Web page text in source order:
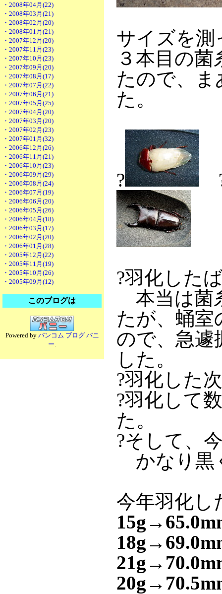
・2008年04月(22)
・2008年03月(21)
・2008年02月(20)
・2008年01月(21)
・2007年12月(20)
・2007年11月(23)
・2007年10月(23)
・2007年09月(20)
・2007年08月(17)
・2007年07月(22)
・2007年06月(21)
・2007年05月(25)
・2007年04月(20)
・2007年03月(20)
・2007年02月(23)
・2007年01月(32)
・2006年12月(26)
・2006年11月(21)
・2006年10月(23)
・2006年09月(29)
・2006年08月(24)
・2006年07月(19)
・2006年06月(20)
・2006年05月(26)
・2006年04月(18)
・2006年03月(17)
・2006年02月(20)
・2006年01月(28)
・2005年12月(22)
・2005年11月(19)
・2005年10月(26)
・2005年09月(12)
このブログは
Powered by バンコム ブログ バニ
ー.
サイズを測
３本目の
たので、
た。
?
?羽化した
本当は菌
たが、蛹室
ので、急遽
した。
?羽化した
?羽化して
た。
?そして、
かなり黒
今年羽化し